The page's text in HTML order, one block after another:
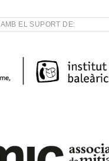
AMB EL SUPORT DE: